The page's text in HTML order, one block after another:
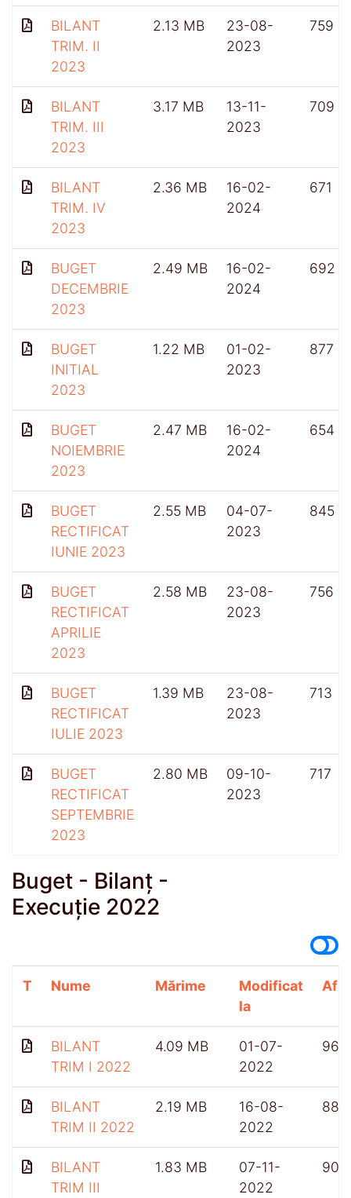
BILANT
TRIM. II
2023
2.13 MB
23-08-
2023
759
BILANT
TRIM. III
2023
3.17 MB
13-11-
2023
709
BILANT
TRIM. IV
2023
2.36 MB
16-02-
2024
671
BUGET
DECEMBRIE
2023
2.49 MB
16-02-
2024
692
BUGET
INITIAL
2023
1.22 MB
01-02-
2023
877
BUGET
NOIEMBRIE
2023
2.47 MB
16-02-
2024
654
BUGET
RECTIFICAT
IUNIE 2023
2.55 MB
04-07-
2023
845
BUGET
RECTIFICAT
APRILIE
2023
2.58 MB
23-08-
2023
756
BUGET
RECTIFICAT
IULIE 2023
1.39 MB
23-08-
2023
713
BUGET
RECTIFICAT
SEPTEMBRIE
2023
2.80 MB
09-10-
2023
717
Buget - Bilanț -
Execuție 2022
T Nume Mărime
Modificat
la
BILANT
TRIM I 2022
4.09 MB
01-07-
2022
964
BILANT
TRIM II 2022
2.19 MB
16-08-
2022
882
BILANT
TRIM III
1.83 MB
07-11-
2022
903